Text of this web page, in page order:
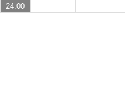
24:00